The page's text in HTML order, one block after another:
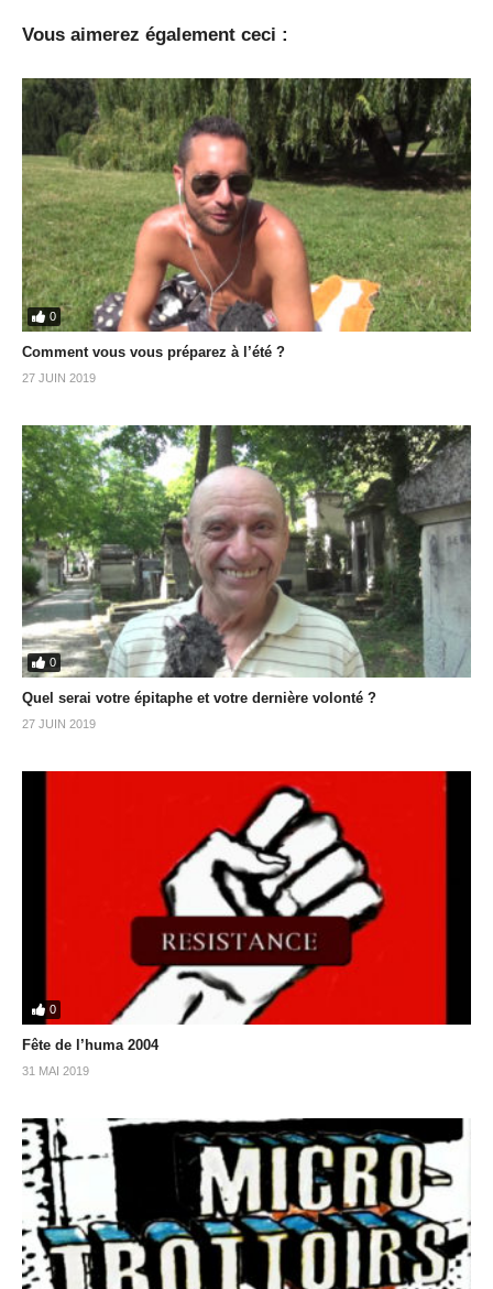
Vous aimerez également ceci :
0
Comment vous vous préparez à l’été ?
27 JUIN 2019
0
Quel serai votre épitaphe et votre dernière volonté ?
27 JUIN 2019
0
Fête de l’huma 2004
31 MAI 2019